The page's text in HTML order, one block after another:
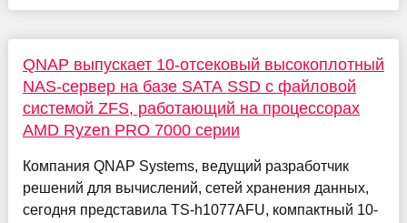
QNAP выпускает 10-отсековый высокоплотный
NAS-сервер на базе SATA SSD с файловой
системой ZFS, работающий на процессорах
AMD Ryzen PRO 7000 серии
Компания QNAP Systems, ведущий разработчик
решений для вычислений, сетей хранения данных,
сегодня представила TS-h1077AFU, компактный 10-